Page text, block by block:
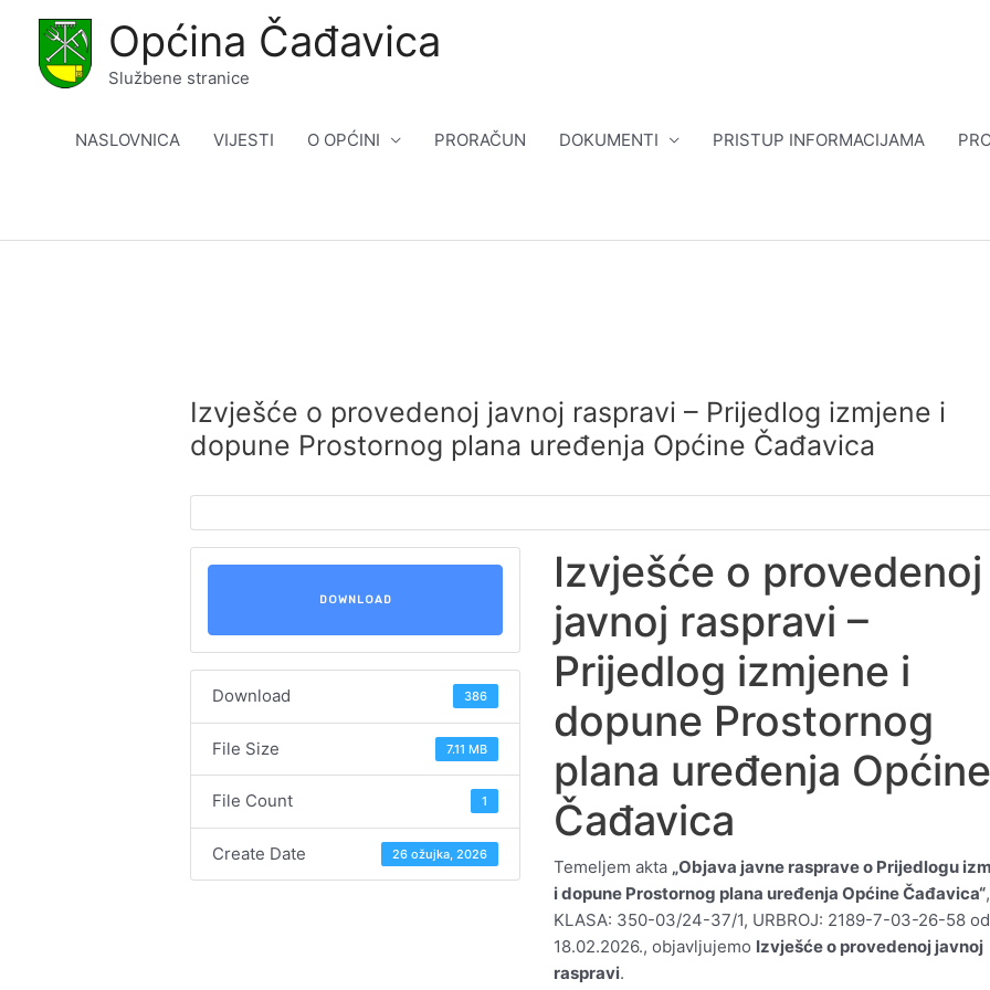
content
Općina Čađavica
Službene stranice
NASLOVNICA VIJESTI O OPĆINI PRORAČUN DOKUMENTI PRISTUP INFORMACIJAMA
Izvješće o provedenoj javnoj raspravi – Prijedlog izmjene i
dopune Prostornog plana uređenja Općine Čađavica
DOWNLOAD
Download 386
File Size 7.11 MB
File Count 1
Create Date 26 ožujka, 2026
Izvješće o provedenoj
javnoj raspravi –
Prijedlog izmjene i
dopune Prostornog
plana uređenja Općine
Čađavica
Temeljem akta „Objava javne rasprave o Prijedlogu
i dopune Prostornog plana uređenja Općine Čađavica“,
KLASA: 350-03/24-37/1, URBROJ: 2189-7-03-26-58 od
18.02.2026., objavljujemo Izvješće o provedenoj javnoj
raspravi.